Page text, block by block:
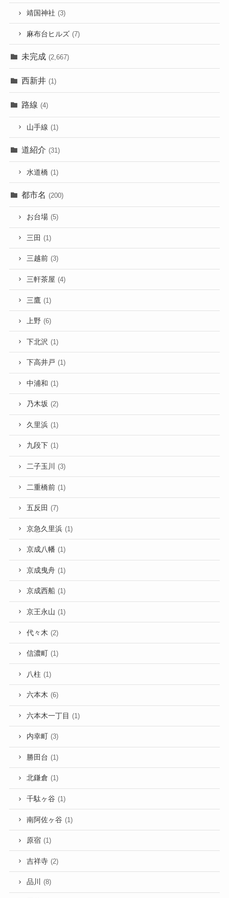
靖国神社 (3)
麻布台ヒルズ (7)
未完成 (2,667)
西新井 (1)
路線 (4)
山手線 (1)
道紹介 (31)
水道橋 (1)
都市名 (200)
お台場 (5)
三田 (1)
三越前 (3)
三軒茶屋 (4)
三鷹 (1)
上野 (6)
下北沢 (1)
下高井戸 (1)
中浦和 (1)
乃木坂 (2)
久里浜 (1)
九段下 (1)
二子玉川 (3)
二重橋前 (1)
五反田 (7)
京急久里浜 (1)
京成八幡 (1)
京成曳舟 (1)
京成西船 (1)
京王永山 (1)
代々木 (2)
信濃町 (1)
八柱 (1)
六本木 (6)
六本木一丁目 (1)
内幸町 (3)
勝田台 (1)
北鎌倉 (1)
千駄ヶ谷 (1)
南阿佐ヶ谷 (1)
原宿 (1)
吉祥寺 (2)
品川 (8)